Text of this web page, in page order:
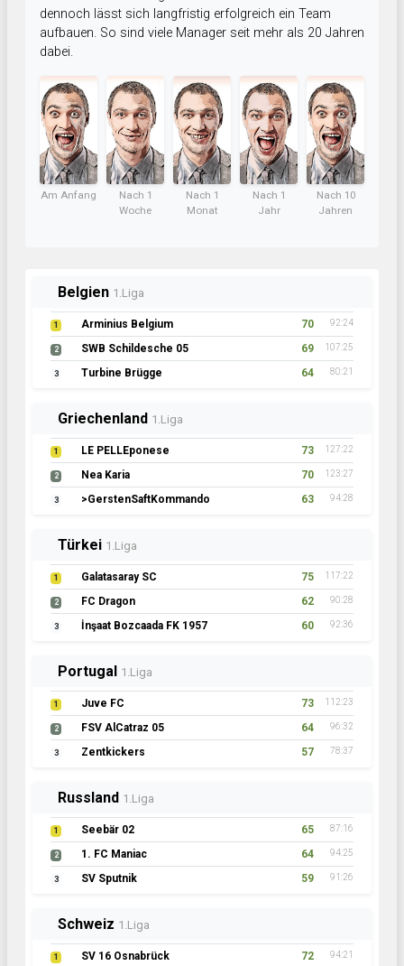
dennoch lässt sich langfristig erfolgreich ein Team
aufbauen. So sind viele Manager seit mehr als 20 Jahren
dabei.
Am Anfang
Nach 1
Woche
Nach 1
Monat
Nach 1
Jahr
Nach 10
Jahren
Belgien 1.Liga
1 Arminius Belgium 70 92:24
2 SWB Schildesche 05 69 107:25
3 Turbine Brügge 64 80:21
Griechenland 1.Liga
1 LE PELLEponese 73 127:22
2 Nea Karia 70 123:27
3 >GerstenSaftKommando 63 94:28
Türkei 1.Liga
1 Galatasaray SC 75 117:22
2 FC Dragon 62 90:28
3 İnşaat Bozcaada FK 1957 60 92:36
Portugal 1.Liga
1 Juve FC 73 112:23
2 FSV AlCatraz 05 64 96:32
3 Zentkickers 57 78:37
Russland 1.Liga
1 Seebär 02 65 87:16
2 1. FC Maniac 64 94:25
3 SV Sputnik 59 91:26
Schweiz 1.Liga
1 SV 16 Osnabrück 72 94:21